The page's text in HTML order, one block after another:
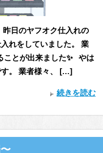
日のヤフオク仕入れの
れをしていました。 業
ことが出来ました✨ やは
す。 業者様々、 […]
続きを読む